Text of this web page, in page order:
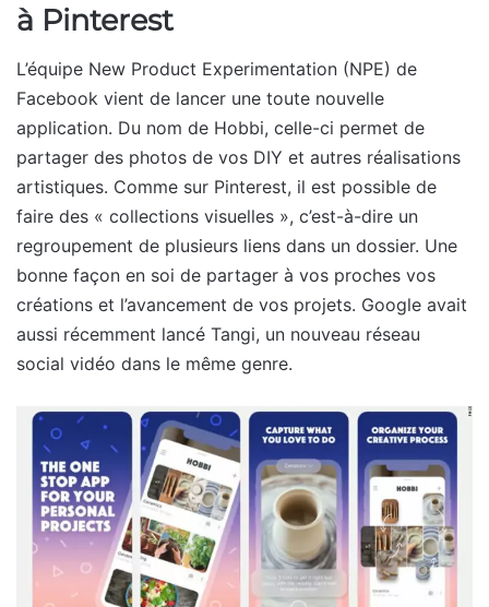
à Pinterest
L’équipe New Product Experimentation (NPE) de
Facebook vient de lancer une toute nouvelle
application. Du nom de Hobbi, celle-ci permet de
partager des photos de vos DIY et autres réalisations
artistiques. Comme sur Pinterest, il est possible de
faire des « collections visuelles », c’est-à-dire un
regroupement de plusieurs liens dans un dossier. Une
bonne façon en soi de partager à vos proches vos
créations et l’avancement de vos projets. Google avait
aussi récemment lancé Tangi, un nouveau réseau
social vidéo dans le même genre.